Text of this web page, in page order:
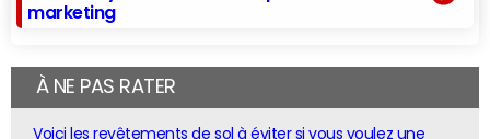
marketing
À NE PAS RATER
Voici les revêtements de sol à éviter si vous voulez une